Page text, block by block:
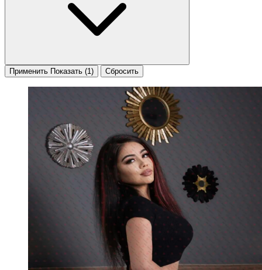
Применить Показать (1) Сбросить